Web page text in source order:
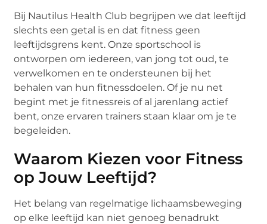
Bij Nautilus Health Club begrijpen we dat leeftijd
slechts een getal is en dat fitness geen
leeftijdsgrens kent. Onze sportschool is
ontworpen om iedereen, van jong tot oud, te
verwelkomen en te ondersteunen bij het
behalen van hun fitnessdoelen. Of je nu net
begint met je fitnessreis of al jarenlang actief
bent, onze ervaren trainers staan klaar om je te
begeleiden.
Waarom Kiezen voor Fitness
op Jouw Leeftijd?
Het belang van regelmatige lichaamsbeweging
op elke leeftijd kan niet genoeg benadrukt